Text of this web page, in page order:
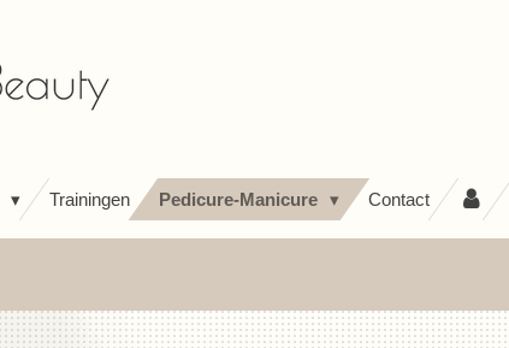
Trainingen Pedicure-Manicure Contact